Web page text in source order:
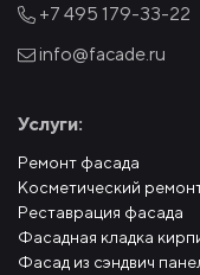
+7 495 179-33-22
info@facade.ru
Услуги:
Ремонт фасада
Косметический
Реставрация фасада
Фасадная кладка
Фасад из сэндвич